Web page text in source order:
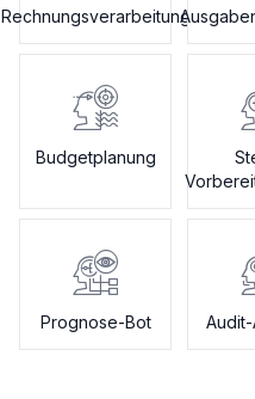
Rechnungsverarbeitung
Budgetplanung
Prognose-Bot